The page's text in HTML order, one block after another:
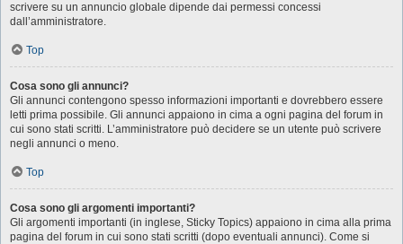
scrivere su un annuncio globale dipende dai permessi concessi
dall’amministratore.
Top
Cosa sono gli annunci?
Gli annunci contengono spesso informazioni importanti e dovrebbero essere
letti prima possibile. Gli annunci appaiono in cima a ogni pagina del forum in
cui sono stati scritti. L’amministratore può decidere se un utente può scrivere
negli annunci o meno.
Top
Cosa sono gli argomenti importanti?
Gli argomenti importanti (in inglese, Sticky Topics) appaiono in cima alla prima
pagina del forum in cui sono stati scritti (dopo eventuali annunci). Come si